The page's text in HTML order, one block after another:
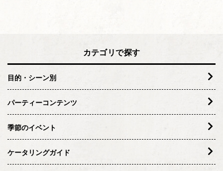
カテゴリで探す
目的・シーン別
パーティーコンテンツ
季節のイベント
ケータリングガイド